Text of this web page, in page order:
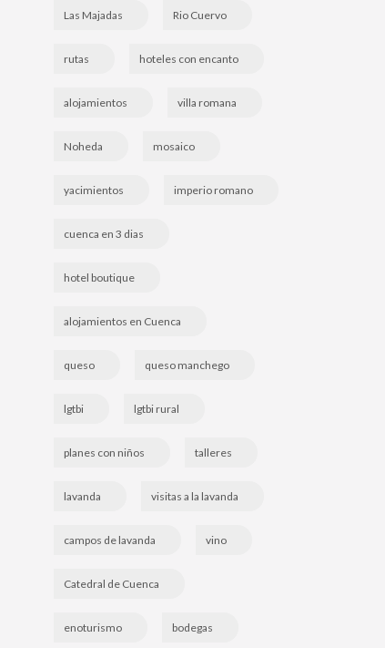
Las Majadas Rio Cuervo
rutas hoteles con encanto
alojamientos villa romana
Noheda mosaico
yacimientos imperio romano
cuenca en 3 dias
hotel boutique
alojamientos en Cuenca
queso queso manchego
lgtbi lgtbi rural
planes con niños talleres
lavanda visitas a la lavanda
campos de lavanda vino
Catedral de Cuenca
enoturismo bodegas